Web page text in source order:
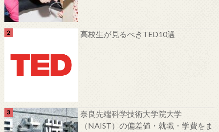
高校生が見るべきTED10選
奈良先端科学技術大学院大学
（NAIST）の偏差値・就職・学費をま